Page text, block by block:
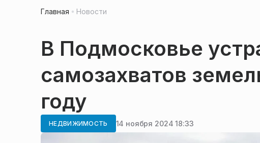
Главная Новости
В Подмосковье
самозахватов
году
НЕДВИЖИМОСТЬ 14 ноября 2024 18:33